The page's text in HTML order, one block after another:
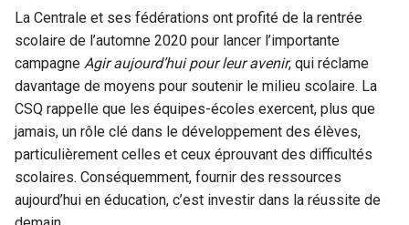
La Centrale et ses fédérations ont profité de la rentrée
scolaire de l’automne 2020 pour lancer l’importante
campagne Agir aujourd’hui pour leur avenir, qui réclame
davantage de moyens pour soutenir le milieu scolaire. La
CSQ rappelle que les équipes-écoles exercent, plus que
jamais, un rôle clé dans le développement des élèves,
particulièrement celles et ceux éprouvant des difficultés
scolaires. Conséquemment, fournir des ressources
aujourd’hui en éducation, c’est investir dans la réussite de